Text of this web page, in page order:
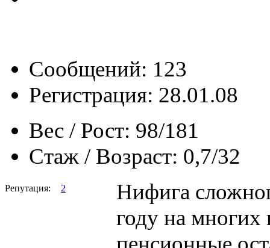
Сообщений: 123
Регистрация: 28.01.08
Вес / Рост: 98/181
Стаж / Возраст: 0,7/32
Репутация: 2
Нифига
году на